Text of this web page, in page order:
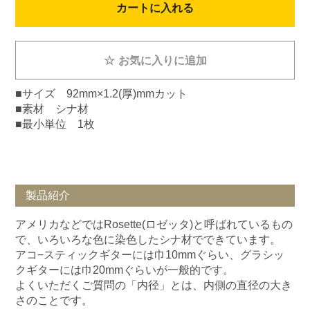
カートに入れる
☆ お気に入りに追加
■サイズ 92mm×1.2(厚)mmカット
■素材 シナ材
■最小単位 1枚
製品紹介
アメリカなどではRosette(ロゼッタ)と呼ばれているもの
で、いろいろな色に染色したシナ材でできています。
アコ−スティックギターには巾10mmぐらい、グラシッ
クギターには巾20mmぐらいが一般的です。
よくいただくご質問の「内径」とは、内側の直径の大き
さのことです。